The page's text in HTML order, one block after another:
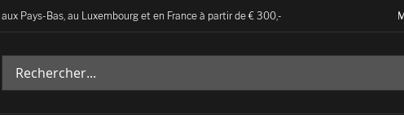
aux Pays-Bas, au Luxembourg et en France à partir de € 300,-